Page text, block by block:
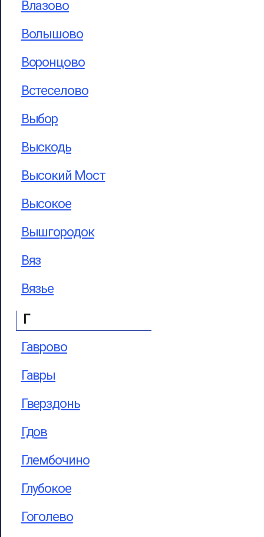
Влазово
Волышово
Воронцово
Встеселово
Выбор
Выскодь
Высокий Мост
Высокое
Вышгородок
Вяз
Вязье
Г
Гаврово
Гавры
Гверздонь
Гдов
Глембочино
Глубокое
Гоголево